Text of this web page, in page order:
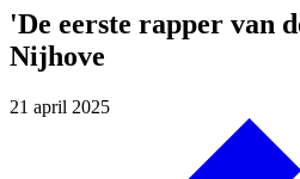
'De eerste rapper van
Nijhove
21 april 2025